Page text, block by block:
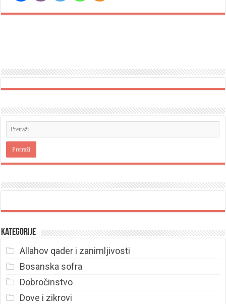
Kategorije
Allahov qader i zanimljivosti
Bosanska sofra
Dobročinstvo
Dove i zikrovi